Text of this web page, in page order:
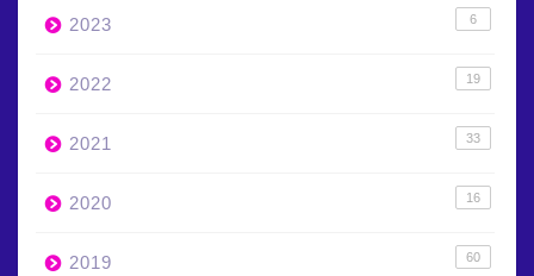
2023 6
2022 19
2021 33
2020 16
2019 60